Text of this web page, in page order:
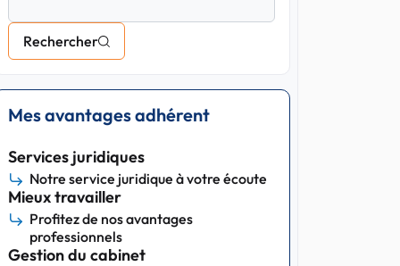
Rechercher
Mes avantages adhérent
Services juridiques
Notre service juridique à votre écoute
Mieux travailler
Profitez de nos avantages
professionnels
Gestion du cabinet